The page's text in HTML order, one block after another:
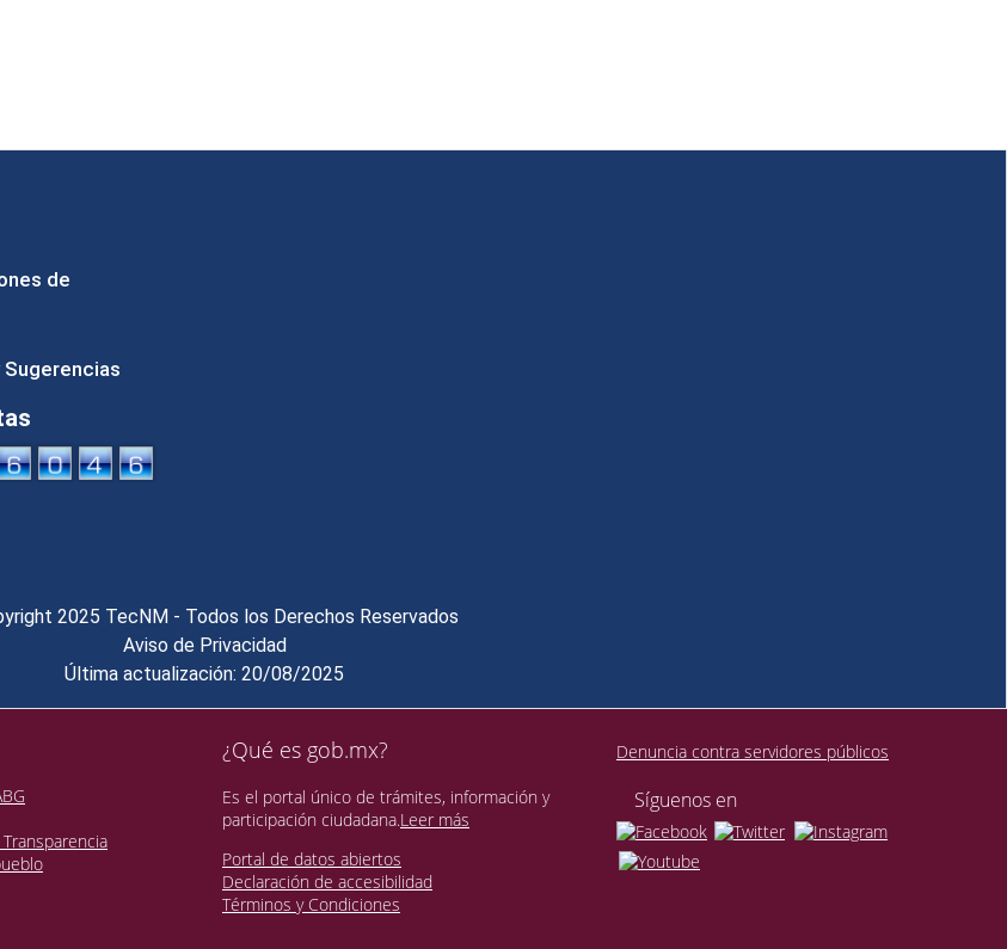
de
Sugerencias
2025 TecNM - Todos los Derechos Reservados
Aviso de Privacidad
Última actualización: 20/08/2025
¿Qué es gob.mx?
Es el portal único de trámites, información y
participación ciudadana.Leer más
Portal de datos abiertos
Declaración de accesibilidad
Términos y Condiciones
Denuncia contra servidores públicos
Síguenos en